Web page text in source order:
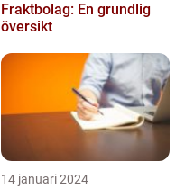
Fraktbolag: En grundlig
översikt
14 januari 2024